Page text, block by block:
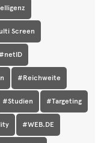
Screen
#Reichweite
#Studien #Targeting
#WEB.DE